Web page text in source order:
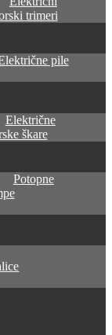
trimeri
pile
Električne
škare
Potopne